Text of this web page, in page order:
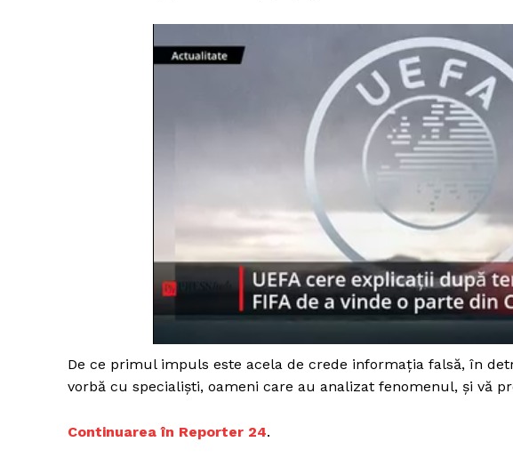
De ce primul impuls este acela de crede informaţia falsă, în
vorbă cu specialişti, oameni care au analizat fenomenul, şi vă
Continuarea în Reporter 24.